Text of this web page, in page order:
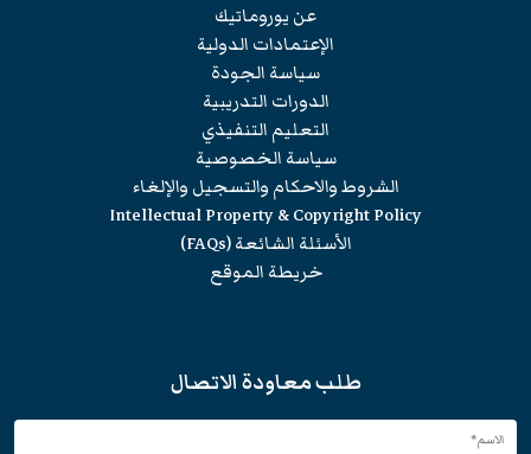
عن يوروماتيك
الإعتمادات الدولية
سياسة الجودة
الدورات التدريبية
التعليم التنفيذي
سياسة الخصوصية
الشروط والاحكام والتسجيل والإلغاء
Intellectual Property & Copyright Policy
الأسئلة الشائعة (FAQs)
خريطة الموقع
طلب معاودة الاتصال